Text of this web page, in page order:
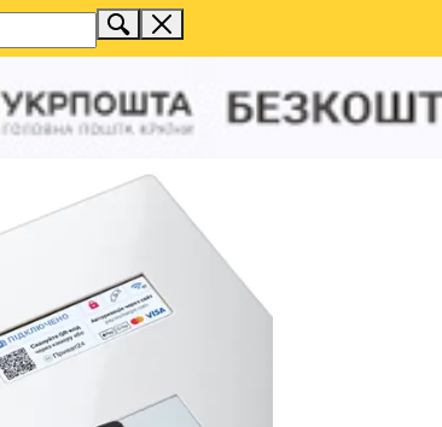
Зарядна станція OnCharger Type 2 16A 11 кВт три фази